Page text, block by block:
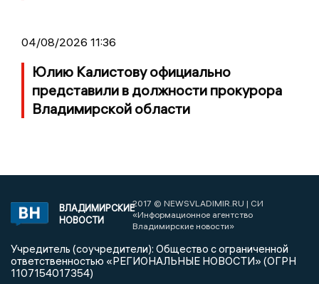
04/08/2026 11:36
Юлию Калистову официально
представили в должности прокурора
Владимирской области
ВЛАДИМИРСКИЕ
НОВОСТИ
2017 © NEWSVLADIMIR.RU | СИ
«Информационное агентство
Владимирские новости»
Учредитель (соучредители): Общество с ограниченной
ответственностью «РЕГИОНАЛЬНЫЕ НОВОСТИ» (ОГРН
1107154017354)